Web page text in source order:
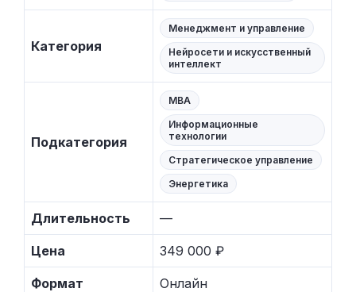
Категория
Менеджмент и управление
Нейросети и искусственный
интеллект
Подкатегория
MBA
Информационные
технологии
Стратегическое управление
Энергетика
Длительность —
Цена 349 000 ₽
Формат Онлайн